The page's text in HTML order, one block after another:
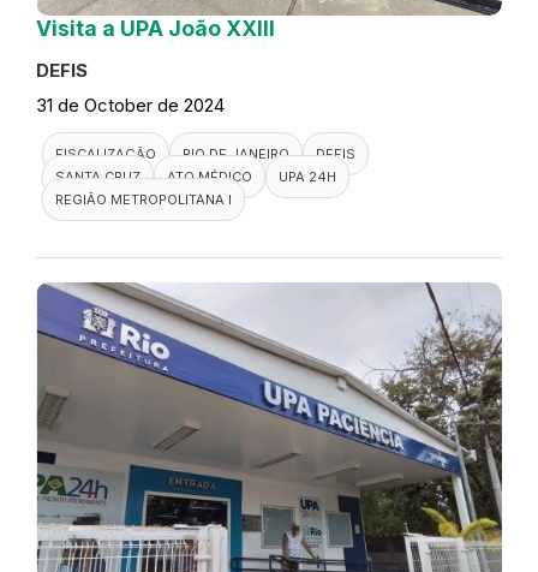
Visita a UPA João XXIII
DEFIS
31 de October de 2024
FISCALIZAÇÃO RIO DE JANEIRO
DEFIS
SANTA CRUZ
ATO MÉDICO
UPA 24H
REGIÃO METROPOLITANA I